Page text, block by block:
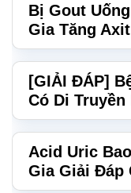
Bị Gout
Gia Tăng
[GIẢI ĐÁP]
Có Di Truyền
Acid Uric
Gia Giải Đáp